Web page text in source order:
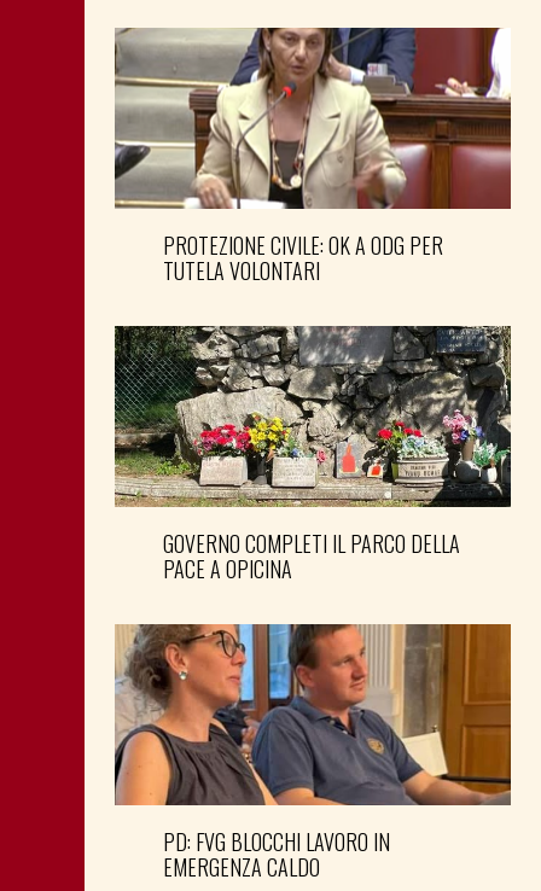
PROTEZIONE CIVILE: OK A ODG PER
TUTELA VOLONTARI
GOVERNO COMPLETI IL PARCO DELLA
PACE A OPICINA
PD: FVG BLOCCHI LAVORO IN
EMERGENZA CALDO